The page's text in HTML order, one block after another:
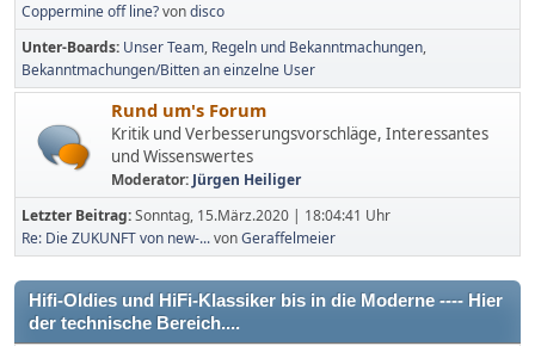
Coppermine off line?vondisco
Unter-Boards Unser Team Regeln und Bekanntmachungen
Bekanntmachungen/Bitten an einzelne User
Rund um's Forum
Kritik und Verbesserungsvorschläge, Interessantes
und Wissenswertes
Moderator: Jürgen Heiliger
Letzter Beitrag:Sonntag, 15.März.2020 | 18:04:41 Uhr
Re: Die ZUKUNFT von new-...vonGeraffelmeier
Hifi-Oldies und HiFi-Klassiker bis in die Moderne ---- Hier
der technische Bereich....